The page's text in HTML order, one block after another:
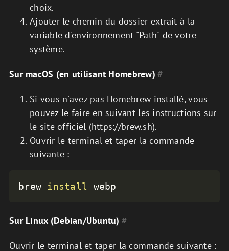
choix.
Ajouter le chemin du dossier extrait à la
variable d'environnement "Path" de votre
système.
Sur macOS (en utilisant Homebrew) #
Si vous n'avez pas Homebrew installé, vous
pouvez le faire en suivant les instructions sur
le site officiel (https://brew.sh).
Ouvrir le terminal et taper la commande
suivante :
brew install webp
Sur Linux (Debian/Ubuntu) #
Ouvrir le terminal et taper la commande suivante :